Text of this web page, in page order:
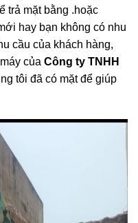
trả mặt bằng .hoặc
hay bạn không có nhu
cầu của khách hàng,
của Công ty TNHH
tôi đã có mặt để giúp